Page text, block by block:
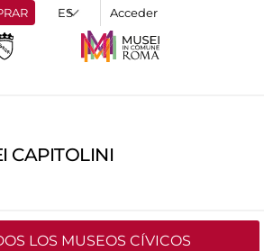
Acceder
CAPITOLINI
LOS MUSEOS CÍVICOS